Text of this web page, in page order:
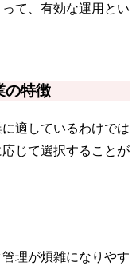
て、有効な運用とい
の特徴
適しているわけでは
じて選択することが
理が煩雑になりやす